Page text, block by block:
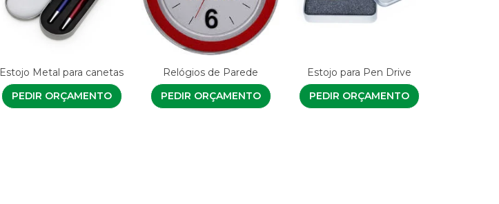
Estojo Metal para canetas
PEDIR ORÇAMENTO
Relógios de Parede
PEDIR ORÇAMENTO
Estojo para Pen Drive
PEDIR ORÇAMENTO